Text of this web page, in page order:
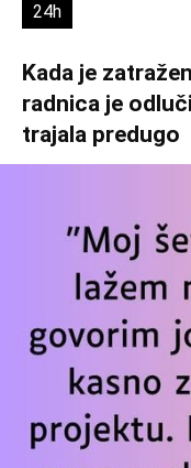
24h
Kada je
radnica je
trajala predugo